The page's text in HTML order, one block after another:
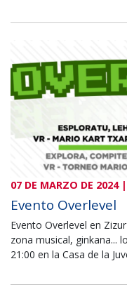
07 DE MARZO DE 2024
Evento Overlevel
Evento Overlevel en
zona musical, ginkana...
21:00 en la Casa de la